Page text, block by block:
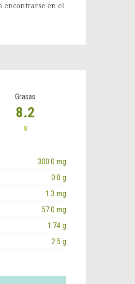
encontrarse en el
Grasas
8.2
g
300.0 mg
0.0 g
1.3 mg
57.0 mg
1.74 g
2.5 g